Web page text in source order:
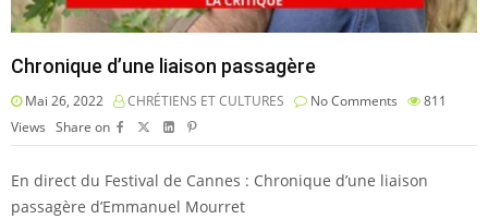
Chronique d’une liaison passagère
Mai 26, 2022 CHRÉTIENS ET CULTURES No Comments
811
Views Share on
En direct du Festival de Cannes : Chronique d’une liaison
passagère d’Emmanuel Mourret